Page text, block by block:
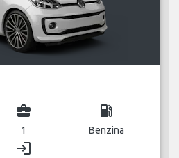
business_center
1
local_gas_station
Benzina
login